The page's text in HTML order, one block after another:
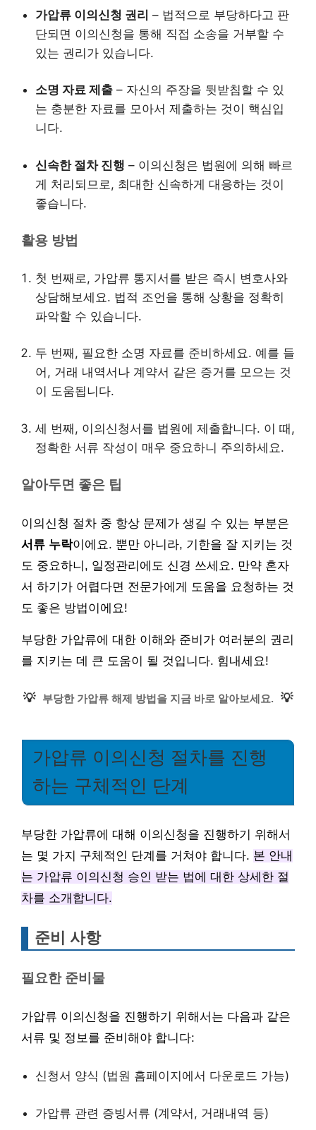
가압류 이의신청 권리 – 법적으로 부당하다고 판
단되면 이의신청을 통해 직접 소송을 거부할 수
있는 권리가 있습니다.
소명 자료 제출 – 자신의 주장을 뒷받침할 수 있
는 충분한 자료를 모아서 제출하는 것이 핵심입
니다.
신속한 절차 진행 – 이의신청은 법원에 의해 빠르
게 처리되므로, 최대한 신속하게 대응하는 것이
좋습니다.
활용 방법
첫 번째로, 가압류 통지서를 받은 즉시 변호사와
상담해보세요. 법적 조언을 통해 상황을 정확히
파악할 수 있습니다.
두 번째, 필요한 소명 자료를 준비하세요. 예를 들
어, 거래 내역서나 계약서 같은 증거를 모으는 것
이 도움됩니다.
세 번째, 이의신청서를 법원에 제출합니다. 이 때,
정확한 서류 작성이 매우 중요하니 주의하세요.
알아두면 좋은 팁
이의신청 절차 중 항상 문제가 생길 수 있는 부분은
서류 누락이에요. 뿐만 아니라, 기한을 잘 지키는 것
도 중요하니, 일정관리에도 신경 쓰세요. 만약 혼자
서 하기가 어렵다면 전문가에게 도움을 요청하는 것
도 좋은 방법이에요!
부당한 가압류에 대한 이해와 준비가 여러분의 권리
를 지키는 데 큰 도움이 될 것입니다. 힘내세요!
💡 부당한 가압류 해제 방법을 지금 바로 알아보세요. 💡
가압류 이의신청 절차를 진행
하는 구체적인 단계
부당한 가압류에 대해 이의신청을 진행하기 위해서
는 몇 가지 구체적인 단계를 거쳐야 합니다. 본 안내
는 가압류 이의신청 승인 받는 법에 대한 상세한 절
차를 소개합니다.
준비 사항
필요한 준비물
가압류 이의신청을 진행하기 위해서는 다음과 같은
서류 및 정보를 준비해야 합니다:
신청서 양식 (법원 홈페이지에서 다운로드 가능)
가압류 관련 증빙서류 (계약서, 거래내역 등)